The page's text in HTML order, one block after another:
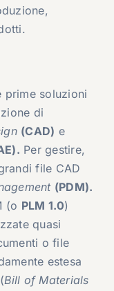
prime soluzioni
di
(CAD) e
Per gestire,
file CAD
(PDM).
(o PLM 1.0)
quasi
o file
estesa
Bill of Materials